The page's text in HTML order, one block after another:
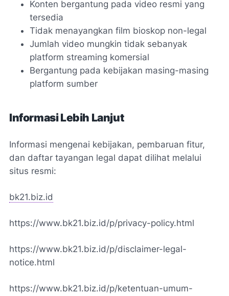
Konten bergantung pada video resmi yang
tersedia
Tidak menayangkan film bioskop non-legal
Jumlah video mungkin tidak sebanyak
platform streaming komersial
Bergantung pada kebijakan masing-masing
platform sumber
Informasi Lebih Lanjut
Informasi mengenai kebijakan, pembaruan fitur,
dan daftar tayangan legal dapat dilihat melalui
situs resmi:
bk21.biz.id
https://www.bk21.biz.id/p/privacy-policy.html
https://www.bk21.biz.id/p/disclaimer-legal-
notice.html
https://www.bk21.biz.id/p/ketentuan-umum-